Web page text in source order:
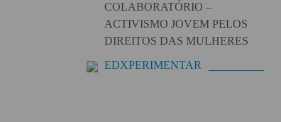
COLABORATÓRIO –
ACTIVISMO JOVEM PELOS
DIREITOS DAS MULHERES
EDXPERIMENTAR